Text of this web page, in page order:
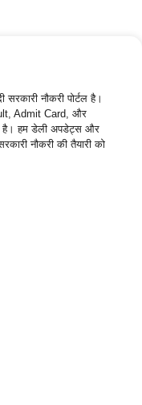
सरकारी नौकरी पोर्टल है।
Admit Card, और
है। हम डेली अपडेट्स और
नौकरी की तैयारी को